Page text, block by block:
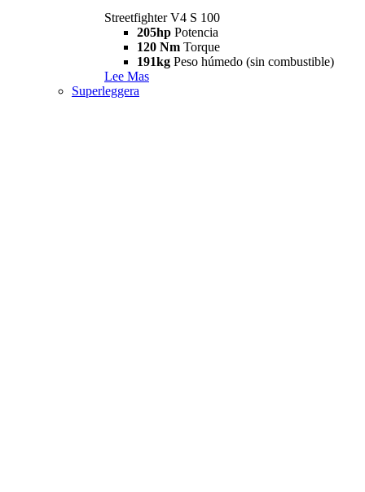
Streetfighter V4 S 100
205hp Potencia
120 Nm Torque
191kg Peso húmedo (sin combustible)
Lee Mas
Superleggera